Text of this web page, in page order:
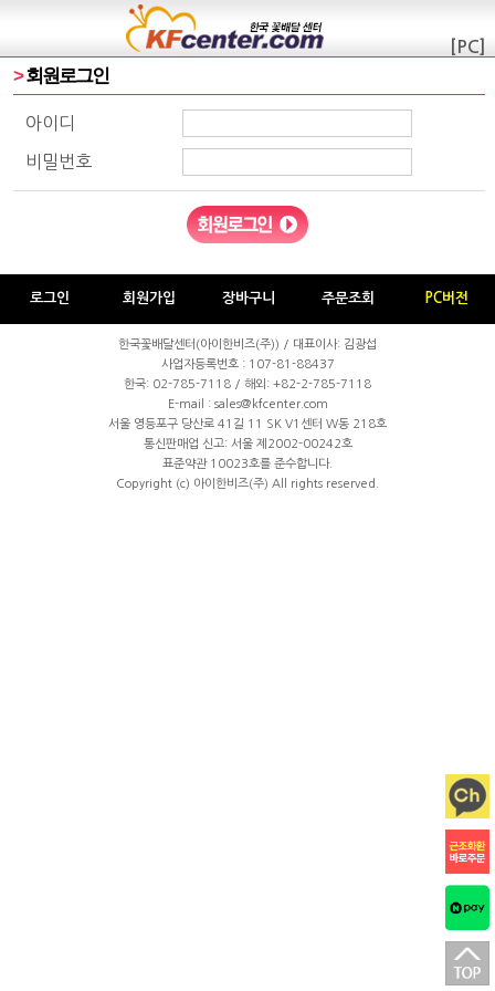
[PC]
>회원로그인
아이디
비밀번호
로그인 회원가입 장바구니 주문조회 PC버전
한국꽃배달센터(아이한비즈(주)) / 대표이사: 김광섭
사업자등록번호 : 107-81-88437
한국: 02-785-7118 / 해외: +82-2-785-7118
E-mail : sales@kfcenter.com
서울 영등포구 당산로 41길 11 SK V1센터 W동 218호
통신판매업 신고: 서울 제2002-00242호
표준약관 10023호를 준수합니다.
Copyright (c) 아이한비즈(주) All rights reserved.